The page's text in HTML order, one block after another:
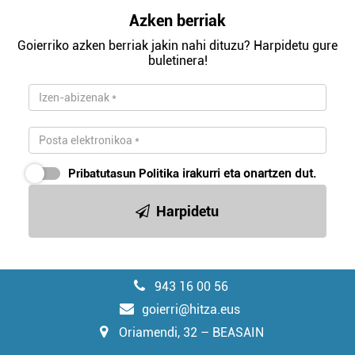
Azken berriak
Goierriko azken berriak jakin nahi dituzu? Harpidetu gure
buletinera!
Pribatutasun Politika irakurri eta onartzen dut.
Harpidetu
943 16 00 56
goierri@hitza.eus
Oriamendi, 32 – BEASAIN